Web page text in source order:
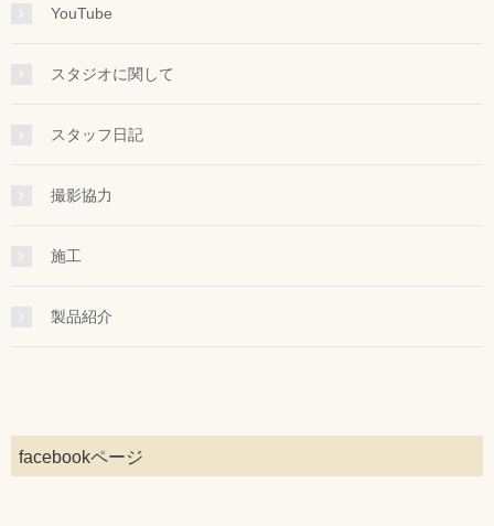
YouTube
スタジオに関して
スタッフ日記
撮影協力
施工
製品紹介
facebookページ